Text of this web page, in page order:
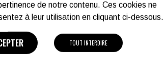
de notre contenu. Ces cookies ne
à leur utilisation en cliquant ci-dessous.
TOUT INTERDIRE